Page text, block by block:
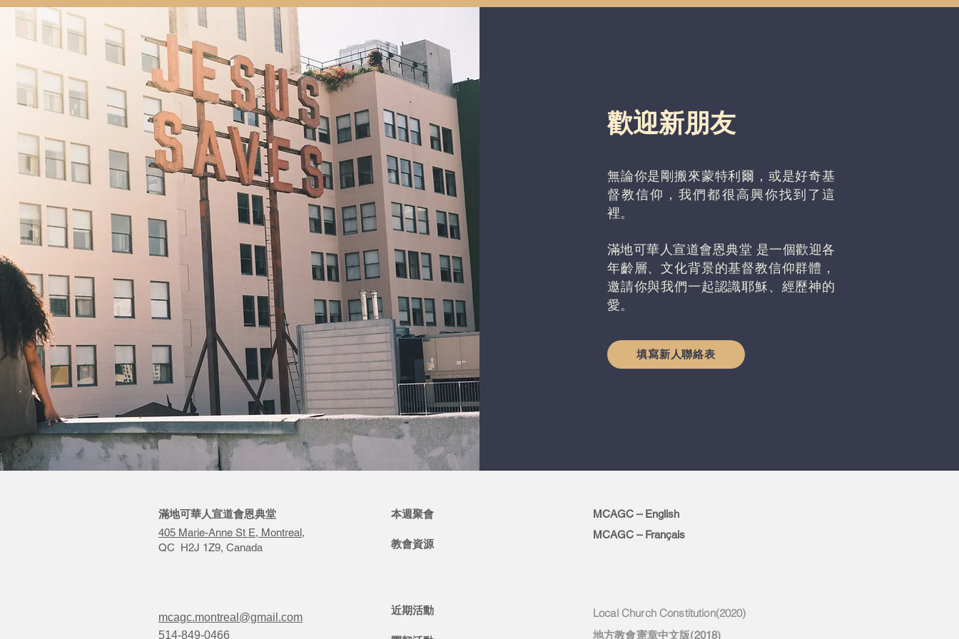
歡迎新朋友
無論你是剛搬來蒙特利爾，或是好奇基
督教信仰，我們都很高興你找到了這
裡。
滿地可華人宣道會恩典堂 是一個歡迎各
年齡層、文化背景的基督教信仰群體，
邀請你與我們一起認識耶穌、經歷神的
愛。
填寫新人聯絡表
滿地可華人宣道會恩典堂
405 Marie-Anne St E, Montreal,
QC H2J 1Z9, Canada
本週聚會
教會資源
MCAGC – English
MCAGC – Français
mcagc.montreal@gmail.com
514-849-0466
近期活動 Local Church Constitution(2020)
地方教會憲章中文版(2018)